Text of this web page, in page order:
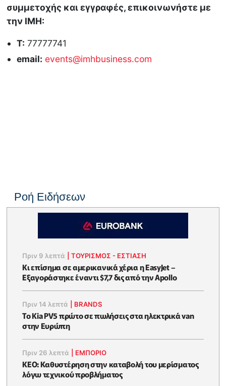
συμμετοχής και εγγραφές, επικοινωνήστε με
την ΙΜΗ:
Τ: 77777741
email: events@imhbusiness.com
Ροή Ειδήσεων
Πριν 9 λεπτά |ΤΟΥΡΙΣΜΟΣ - ΕΣΤΙΑΣΗ
Κι επίσημα σε αμερικανικά χέρια η EasyJet –
Εξαγοράστηκε έναντι $7,7 δις από την Apollo
Πριν 14 λεπτά BRANDS
Το Kia PV5 πρώτο σε πωλήσεις στα ηλεκτρικά van
στην Ευρώπη
Πριν 26 λεπτά ΕΜΠΟΡΙΟ
KEO: Καθυστέρηση στην καταβολή του μερίσματος
λόγω τεχνικού προβλήματος